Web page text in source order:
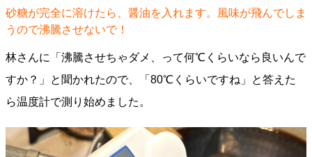
砂糖が完全に溶けたら、醤油を入れます。風味が飛んでしま
うので沸騰させないで！
林さんに「沸騰させちゃダメ、って何℃くらいなら良いんで
すか？」と聞かれたので、「80℃くらいですね」と答えた
ら温度計で測り始めました。